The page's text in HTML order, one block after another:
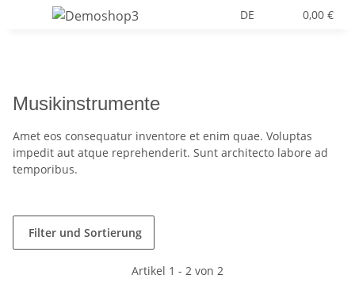
DE 0,00 €
Musikinstrumente
Amet eos consequatur inventore et enim quae. Voluptas
impedit aut atque reprehenderit. Sunt architecto labore ad
temporibus.
Filter und Sortierung
Artikel 1 - 2 von 2